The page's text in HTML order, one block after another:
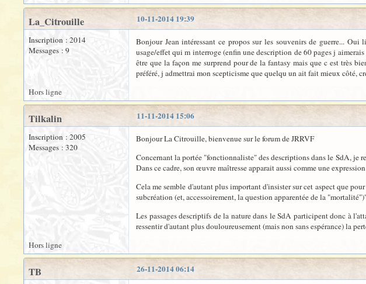
10-11-2014 19:39
La_Citrouille
Inscription : 2014
Messages : 9
Bonjour Jean intéressant ce propos sur les souvenirs de guerre...
usage/effet qui m interroge (enfin une description de 60 pages j
être que la façon me surprend pour de la fantasy mais que c est très
préféré, j admettrai mon scepticisme que quelqu un ait fait mieux côté,
Hors ligne
11-11-2014 15:06
Tilkalin
Inscription : 2005
Messages : 320
Bonjour La Citrouille, bienvenue sur le forum de JRRVF
Concernant la portée "fonctionnaliste" des descriptions dans le SdA, je
Dans ce cadre, son œuvre maîtresse apparait aussi comme une
Cela me semble d'autant plus important d'insister sur cet aspect que
subcréation (et, accessoirement, la question apparentée de la
Les passages descriptifs de la nature dans le SdA participent donc à
ressentir d'autant plus douloureusement (mais non sans espérance) la
Hors ligne
26-11-2014 06:14
TB